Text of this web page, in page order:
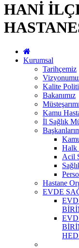
HANİ
Kurumsal
Tarihçemiz
Kalite
Bakanımız
Kamu
İl Sağlık
Halk
Acil
Hastane
EVDE